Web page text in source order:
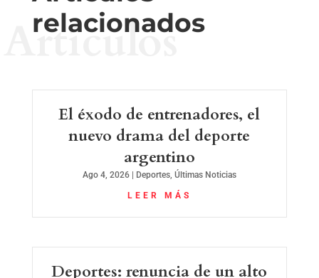
relacionados
Artículos
El éxodo de entrenadores, el
nuevo drama del deporte
argentino
Ago 4, 2026| Deportes, Últimas Noticias
LEER MÁS
Deportes: renuncia de un alto